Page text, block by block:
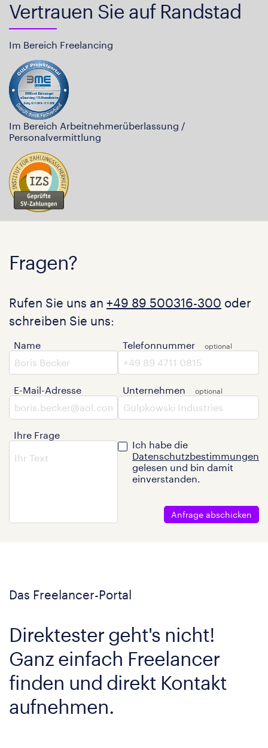
Vertrauen Sie auf Randstad
Im Bereich Freelancing
Im Bereich Arbeitnehmerüberlassung /
Personalvermittlung
Fragen?
Rufen Sie uns an +49 89 500316-300 oder
schreiben Sie uns:
Name
E-Mail-Adresse
Ihre Frage
Telefonnummer
Unternehmen
Ich habe die
Datenschutzbestimmungen
gelesen und bin damit
einverstanden.
Anfrage abschicken
Das Freelancer-Portal
Direktester geht's nicht!
Ganz einfach Freelancer
finden und direkt Kontakt
aufnehmen.